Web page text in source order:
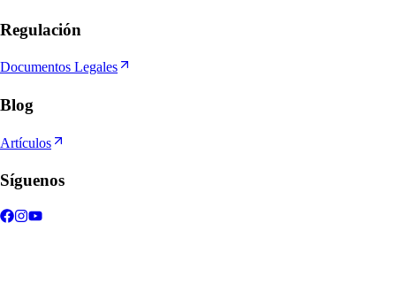
Regulación
Documentos Legales
Blog
Artículos
Síguenos